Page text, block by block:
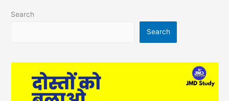
Search
Search